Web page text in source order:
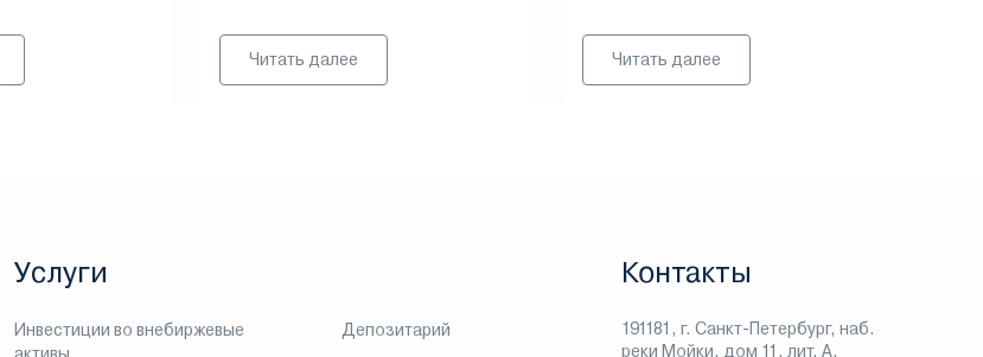
Читать далее Читать далее
Услуги
Инвестиции во внебиржевые
Депозитарий
Контакты
191181, г. Санкт-Петербург, наб.
реки Мойки, дом 11, лит. А,